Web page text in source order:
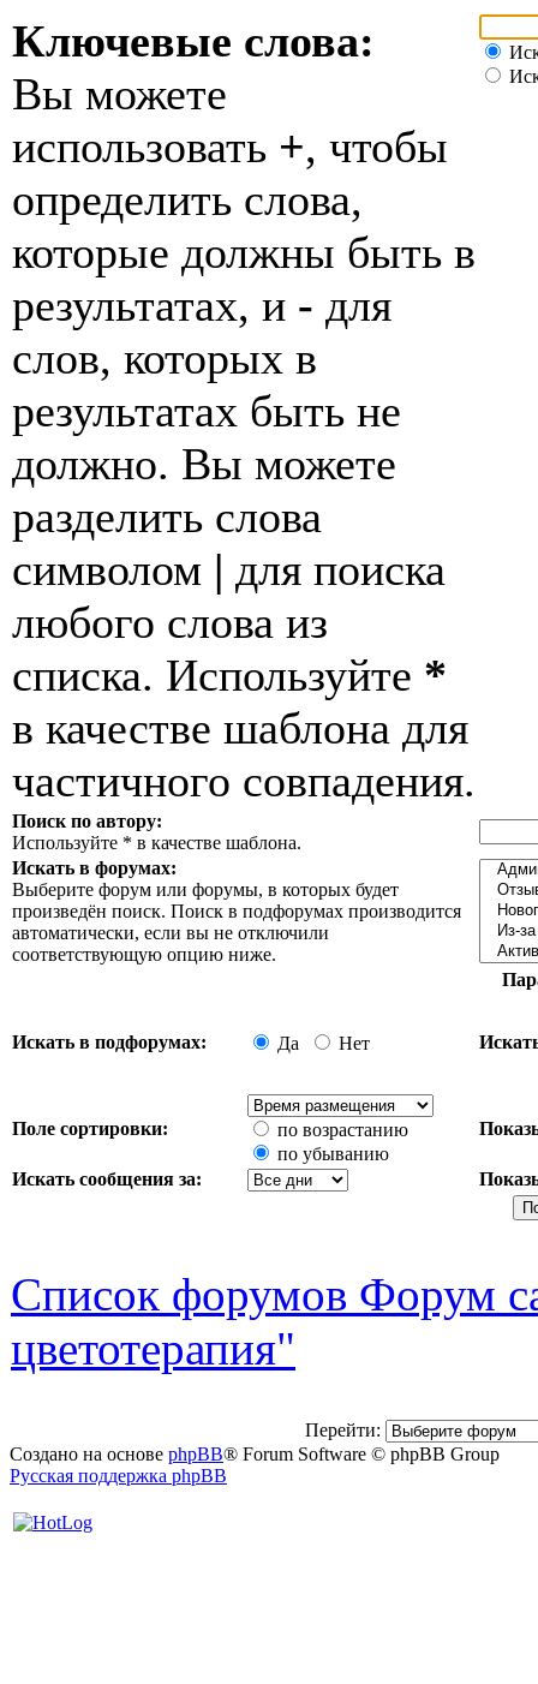
Ключевые слова:
Вы можете
использовать +, чтобы
определить слова,
которые должны быть в
результатах, и - для
слов, которых в
результатах быть не
должно. Вы можете
разделить слова
символом | для поиска
любого слова из
списка. Используйте *
в качестве шаблона для
частичного совпадения.
Поиск по автору:
Используйте * в качестве шаблона.
Искать в форумах:
Выберите форум или форумы, в которых будет
произведён поиск. Поиск в подфорумах производится
автоматически, если вы не отключили
соответствующую опцию ниже.
Искать в подфорумах: Да Нет
Поле сортировки:
по возрастанию
по убыванию
Искать сообщения за:
Список форумов Форум
цветотерапия"
Перейти:
Создано на основе phpBB® Forum Software © phpBB Group
Русская поддержка phpBB